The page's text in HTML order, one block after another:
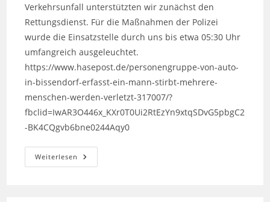
Verkehrsunfall unterstützten wir zunächst den
Rettungsdienst. Für die Maßnahmen der Polizei
wurde die Einsatzstelle durch uns bis etwa 05:30 Uhr
umfangreich ausgeleuchtet.
https://www.hasepost.de/personengruppe-von-auto-
in-bissendorf-erfasst-ein-mann-stirbt-mehrere-
menschen-werden-verletzt-317007/?
fbclid=IwAR3O446x_KXr0T0Ui2RtEzYn9xtqSDvG5pbgC2
-BK4CQgvb6bne0244Aqy0
Weiterlesen Unterstützung
Bei